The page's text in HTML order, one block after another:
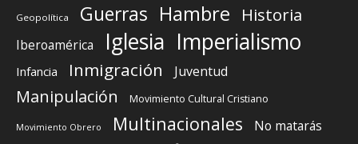
Geopolítica Guerras Hambre Historia
Iberoamérica Iglesia Imperialismo
Infancia Inmigración Juventud
Manipulación Movimiento Cultural Cristiano
Movimiento Obrero Multinacionales No matarás